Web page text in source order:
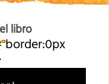
libro